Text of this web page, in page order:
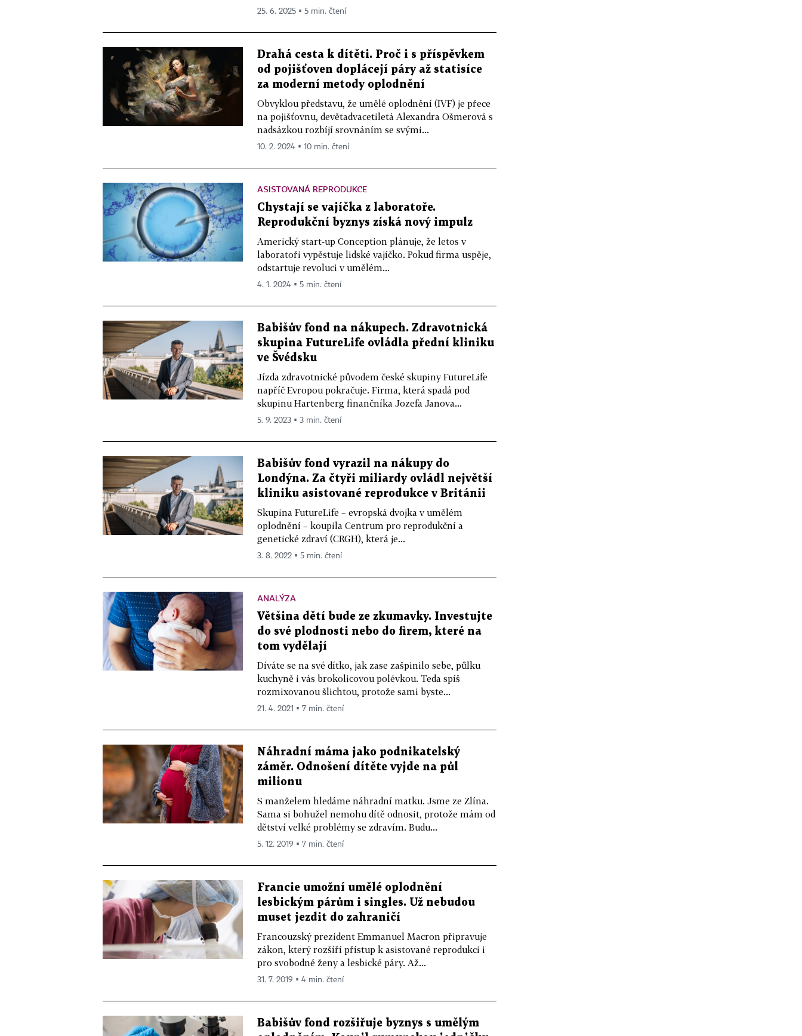
25. 6. 2025 ▪ 5 min. čtení
Drahá cesta k dítěti. Proč i s příspěvkem
od pojišťoven doplácejí páry až statisíce
za moderní metody oplodnění
Obvyklou představu, že umělé oplodnění (IVF) je přece
na pojišťovnu, devětadvacetiletá Alexandra Ošmerová s
nadsázkou rozbíjí srovnáním se svými...
10. 2. 2024 ▪ 10 min. čtení
ASISTOVANÁ REPRODUKCE
Chystají se vajíčka z laboratoře.
Reprodukční byznys získá nový impulz
Americký start‑up Conception plánuje, že letos v
laboratoři vypěstuje lidské vajíčko. Pokud firma uspěje,
odstartuje revoluci v umělém...
4. 1. 2024 ▪ 5 min. čtení
Babišův fond na nákupech. Zdravotnická
skupina FutureLife ovládla přední kliniku
ve Švédsku
Jízda zdravotnické původem české skupiny FutureLife
napříč Evropou pokračuje. Firma, která spadá pod
skupinu Hartenberg finančníka Jozefa Janova...
5. 9. 2023 ▪ 3 min. čtení
Babišův fond vyrazil na nákupy do
Londýna. Za čtyři miliardy ovládl největší
kliniku asistované reprodukce v Británii
Skupina FutureLife – evropská dvojka v umělém
oplodnění – koupila Centrum pro reprodukční a
genetické zdraví (CRGH), která je...
3. 8. 2022 ▪ 5 min. čtení
ANALÝZA
Většina dětí bude ze zkumavky. Investujte
do své plodnosti nebo do firem, které na
tom vydělají
Díváte se na své dítko, jak zase zašpinilo sebe, půlku
kuchyně i vás brokolicovou polévkou. Teda spíš
rozmixovanou šlichtou, protože sami byste...
21. 4. 2021 ▪ 7 min. čtení
Náhradní máma jako podnikatelský
záměr. Odnošení dítěte vyjde na půl
milionu
S manželem hledáme náhradní matku. Jsme ze Zlína.
Sama si bohužel nemohu dítě odnosit, protože mám od
dětství velké problémy se zdravím. Budu...
5. 12. 2019 ▪ 7 min. čtení
Francie umožní umělé oplodnění
lesbickým párům i singles. Už nebudou
muset jezdit do zahraničí
Francouzský prezident Emmanuel Macron připravuje
zákon, který rozšíří přístup k asistované reprodukci i
pro svobodné ženy a lesbické páry. Až...
31. 7. 2019 ▪ 4 min. čtení
Babišův fond rozšiřuje byznys s umělým